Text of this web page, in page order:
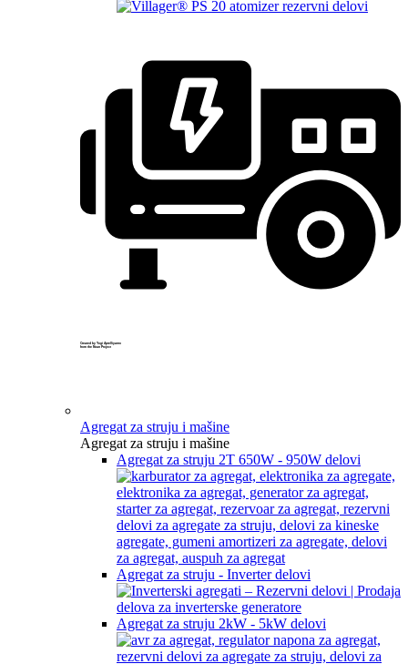
Created by Yogi Aprelliyanto
from the Noun Project
Agregat za struju i mašine
Agregat za struju i mašine
Agregat za struju 2T 650W - 950W delovi
Agregat za struju - Inverter delovi
Agregat za struju 2kW - 5kW delovi